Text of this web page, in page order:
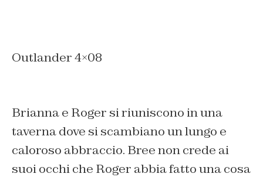
Outlander 4×08
Brianna e Roger si riuniscono in una
taverna dove si scambiano un lungo e
caloroso abbraccio. Bree non crede ai
suoi occhi che Roger abbia fatto una cosa